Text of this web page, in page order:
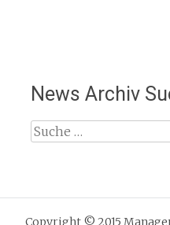
News Archiv
Suche
Copyright © 2015